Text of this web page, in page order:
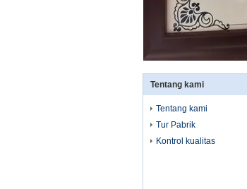
Tentang kami
Tentang kami
Tur Pabrik
Kontrol kualitas